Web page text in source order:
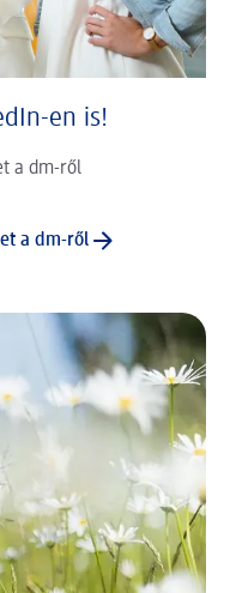
en is!
a dm-ről
a dm-ről